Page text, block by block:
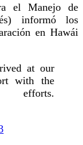
el Manejo de
informó los
en Hawái
at our
with the